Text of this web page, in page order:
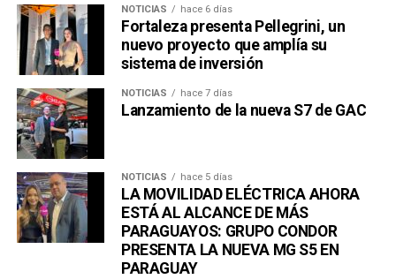
NOTICIAS hace 6 días
Fortaleza presenta Pellegrini, un
nuevo proyecto que amplía su
sistema de inversión
NOTICIAS hace 7 días
Lanzamiento de la nueva S7 de GAC
NOTICIAS hace 5 días
LA MOVILIDAD ELÉCTRICA AHORA
ESTÁ AL ALCANCE DE MÁS
PARAGUAYOS: GRUPO CONDOR
PRESENTA LA NUEVA MG S5 EN
PARAGUAY